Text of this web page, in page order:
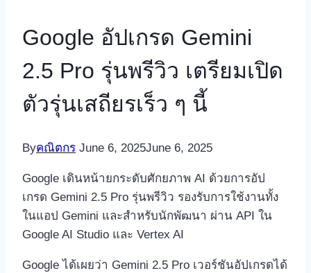
Google อัปเกรด Gemini
2.5 Pro รุ่นพรีวิว เตรียมเปิด
ตัวรุ่นเสถียรเร็ว ๆ นี้
Byคณิตกร June 6, 2025June 6, 2025
Google เดินหน้ายกระดับศักยภาพ AI ด้วยการอัป
เกรด Gemini 2.5 Pro รุ่นพรีวิว รองรับการใช้งานทั้ง
ในแอป Gemini และสำหรับนักพัฒนา ผ่าน API ใน
Google AI Studio และ Vertex AI
Google ได้เผยว่า Gemini 2.5 Pro เวอร์ชันอัปเกรดได้